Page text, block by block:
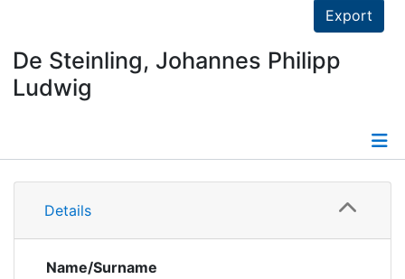
Export
De Steinling, Johannes Philipp
Ludwig
Details
Details
Name/Surname